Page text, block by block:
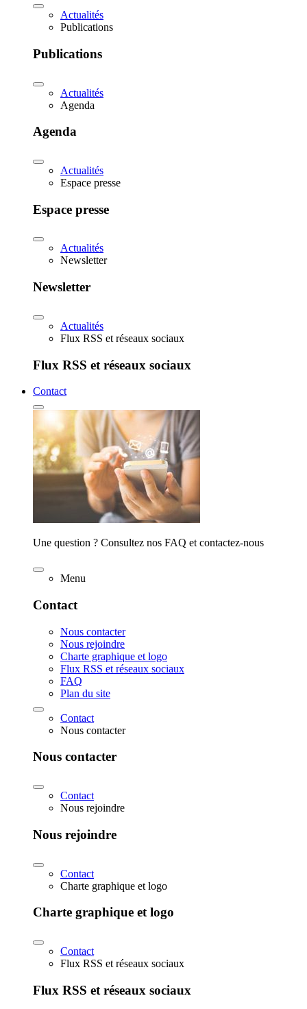
Actualités
Publications
Publications
Actualités
Agenda
Agenda
Actualités
Espace presse
Espace presse
Actualités
Newsletter
Newsletter
Actualités
Flux RSS et réseaux sociaux
Flux RSS et réseaux sociaux
Contact
Une question ? Consultez nos FAQ et contactez-nous
Menu
Contact
Nous contacter
Nous rejoindre
Charte graphique et logo
Flux RSS et réseaux sociaux
FAQ
Plan du site
Contact
Nous contacter
Nous contacter
Contact
Nous rejoindre
Nous rejoindre
Contact
Charte graphique et logo
Charte graphique et logo
Contact
Flux RSS et réseaux sociaux
Flux RSS et réseaux sociaux